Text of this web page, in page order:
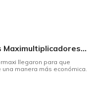
Triplique sus ahorros con los Maximultiplicadores de Supermaxi
llegaron para que
manera más económica.